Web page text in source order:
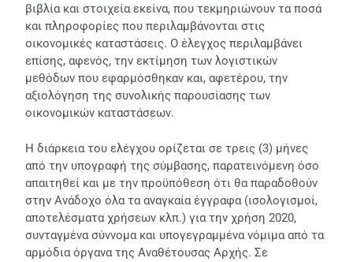
βιβλία και στοιχεία εκείνα, που τεκμηριώνουν τα ποσά
και πληροφορίες που περιλαμβάνονται στις
οικονομικές καταστάσεις. Ο έλεγχος περιλαμβάνει
επίσης, αφενός, την εκτίμηση των λογιστικών
μεθόδων που εφαρμόσθηκαν και, αφετέρου, την
αξιολόγηση της συνολικής παρουσίασης των
οικονομικών καταστάσεων.
Η διάρκεια του ελέγχου ορίζεται σε τρεις (3) μήνες
από την υπογραφή της σύμβασης, παρατεινόμενη όσο
απαιτηθεί και με την προϋπόθεση ότι θα παραδοθούν
στην Ανάδοχο όλα τα αναγκαία έγγραφα (ισολογισμοί,
αποτελέσματα χρήσεων κλπ.) για την χρήση 2020,
συνταγμένα σύννομα και υπογεγραμμένα νόμιμα από τα
αρμόδια όργανα της Αναθέτουσας Αρχής. Σε